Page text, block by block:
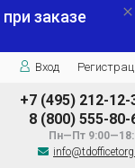
при заказе
Вход
+7 (495) 212-12-
8 (800) 555-80-
Пн—Пт